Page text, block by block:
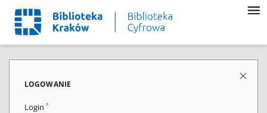
LOGOWANIE
Login *